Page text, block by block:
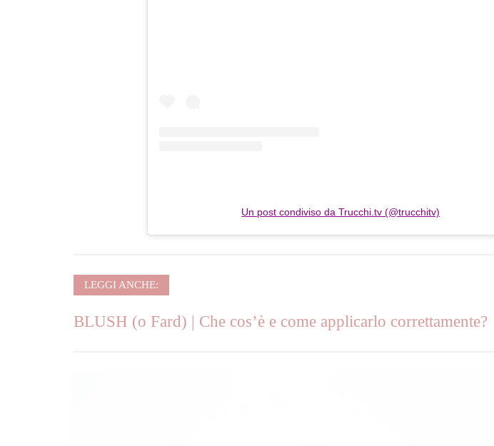
Un post condiviso da Trucchi.tv (@trucchitv)
LEGGI ANCHE:
BLUSH (o Fard) | Che cos’è e come applicarlo correttamente?